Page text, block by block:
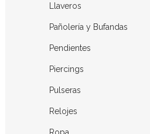
Llaveros
Pañolería y Bufandas
Pendientes
Piercings
Pulseras
Relojes
Ropa